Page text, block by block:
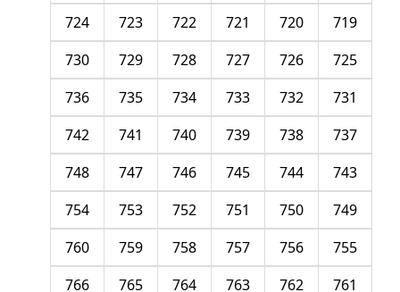
719
720
721
722
723
724
725
726
727
728
729
730
731
732
733
734
735
736
737
738
739
740
741
742
743
744
745
746
747
748
749
750
751
752
753
754
755
756
757
758
759
760
761
762
763
764
765
766